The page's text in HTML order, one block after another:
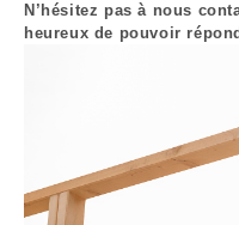
N’hésitez pas à nous
heureux de pouvoir